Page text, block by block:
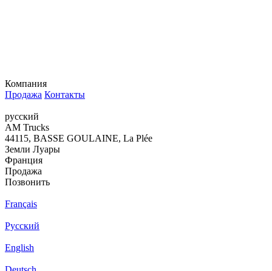
Компания
Продажа Контакты
русский
AM Trucks
44115, BASSE GOULAINE, La Plée
Земли Луары
Франция
Продажа
Позвонить
Français
Русский
English